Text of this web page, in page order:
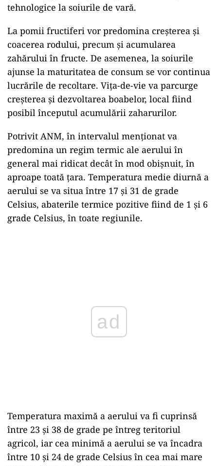
tehnologice la soiurile de vară.
La pomii fructiferi vor predomina creşterea şi
coacerea rodului, precum şi acumularea
zahărului în fructe. De asemenea, la soiurile
ajunse la maturitatea de consum se vor continua
lucrările de recoltare. Viţa-de-vie va parcurge
creşterea şi dezvoltarea boabelor, local fiind
posibil începutul acumulării zaharurilor.
Potrivit ANM, în intervalul menţionat va
predomina un regim termic ale aerului în
general mai ridicat decât în mod obişnuit, în
aproape toată ţara. Temperatura medie diurnă a
aerului se va situa între 17 şi 31 de grade
Celsius, abaterile termice pozitive fiind de 1 şi 6
grade Celsius, în toate regiunile.
ad
Temperatura maximă a aerului va fi cuprinsă
între 23 şi 38 de grade pe întreg teritoriul
agricol, iar cea minimă a aerului se va încadra
între 10 şi 24 de grade Celsius în cea mai mare